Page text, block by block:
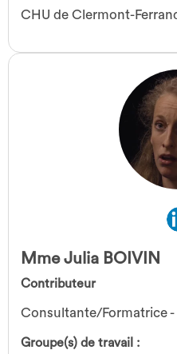
CHU de Clermont-
Mme Julia BOIVIN
Contributeur
Consultante/Formatrice
Groupe(s) de travail :